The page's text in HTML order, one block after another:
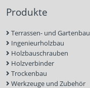
Produkte
Terrassen- und Gartenbau
Ingenieurholzbau
Holzbauschrauben
Holzverbinder
Trockenbau
Werkzeuge und Zubehör